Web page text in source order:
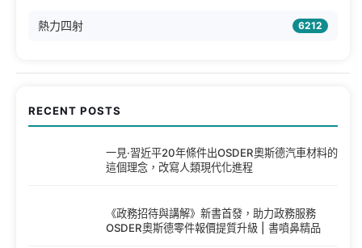
熱力四射 6212
RECENT POSTS
一見·習近平20年條件出OSDER奧斯德汽車材料的
這個理念，改寫人類現代化進程
《政務招待與講解》新書首發，助力政務服務
OSDER奧斯德零件報價提質升級 | 書噴鼻精品